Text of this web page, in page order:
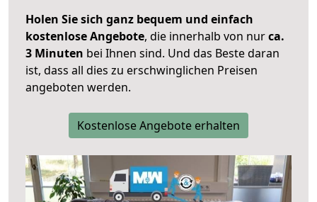
Holen Sie sich ganz bequem und einfach
kostenlose Angebote, die innerhalb von nurca.
3 Minuten bei Ihnen sind. Und das Beste daran
ist, dass all dies zu erschwinglichen Preisen
angeboten werden.
Kostenlose Angebote erhalten